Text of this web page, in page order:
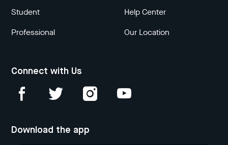
Student
Professional
Help Center
Our Location
Connect with Us
Download the app